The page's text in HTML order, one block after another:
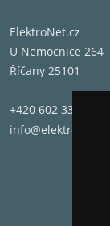
ElektroNet.cz
U Nemocnice 264
Říčany 25101
+420 602 331 662
info@elektronet.cz